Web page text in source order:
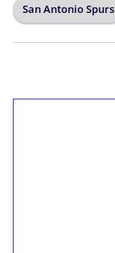
San Antonio Spurs